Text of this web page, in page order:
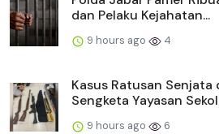
dan Pelaku Kejahatan...
9 hours ago 4
Kasus Ratusan Senjata
Sengketa Yayasan
9 hours ago 6